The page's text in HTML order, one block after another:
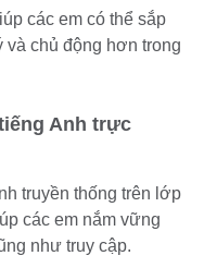
các em có thể sắp
chủ động hơn trong
Anh trực
truyền thống trên lớp
các em nắm vững
như truy cập.